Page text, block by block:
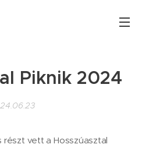
Piknik 2024
részt vett a Hosszúasztal